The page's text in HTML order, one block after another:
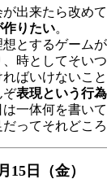
来たら改めて
作りたい。
とするゲーム
、時としてそい
ればいけないこ
ぞ表現という行
一体何を書い
ってそれどこ
15日（金）